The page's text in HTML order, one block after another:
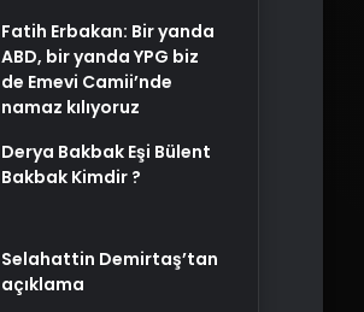
Fatih Erbakan: Bir yanda
ABD, bir yanda YPG biz
de Emevi Camii’nde
namaz kılıyoruz
Derya Bakbak Eşi Bülent
Bakbak Kimdir ?
Selahattin Demirtaş’tan
açıklama